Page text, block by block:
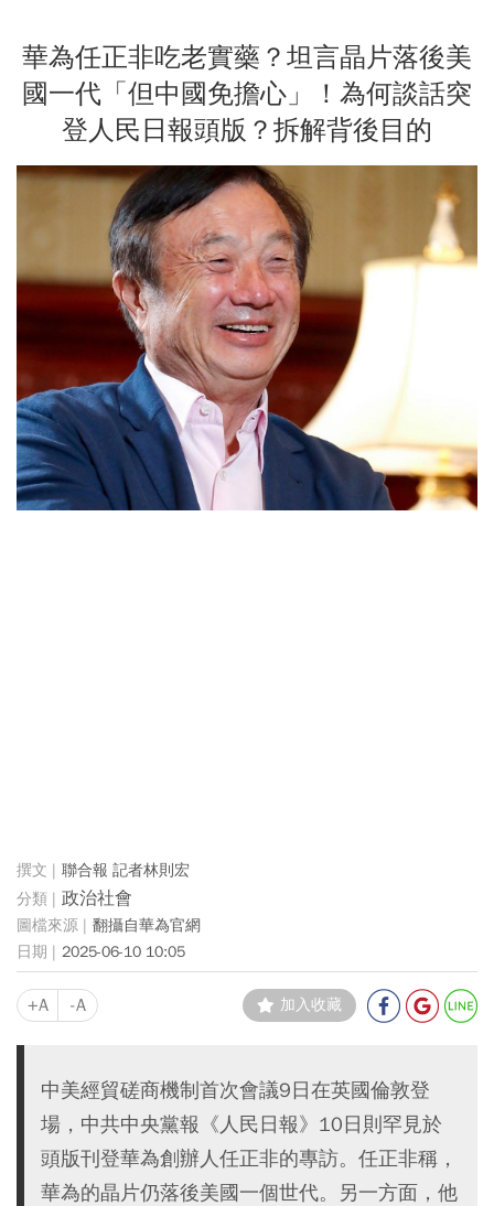
華為任正非吃老實藥？坦言晶片落後美
國一代「但中國免擔心」！為何談話突
登人民日報頭版？拆解背後目的
聯合報 記者林則宏
政治社會
翻攝自華為官網
2025-06-10 10:05
+A -A 加入收藏
中美經貿磋商機制首次會議9日在英國倫敦登
場，中共中央黨報《人民日報》10日則罕見於
頭版刊登華為創辦人任正非的專訪。任正非稱，
華為的晶片仍落後美國一個世代。另一方面，他